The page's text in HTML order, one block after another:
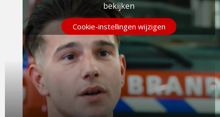
bekijken
Cookie-instellingen wijzigen